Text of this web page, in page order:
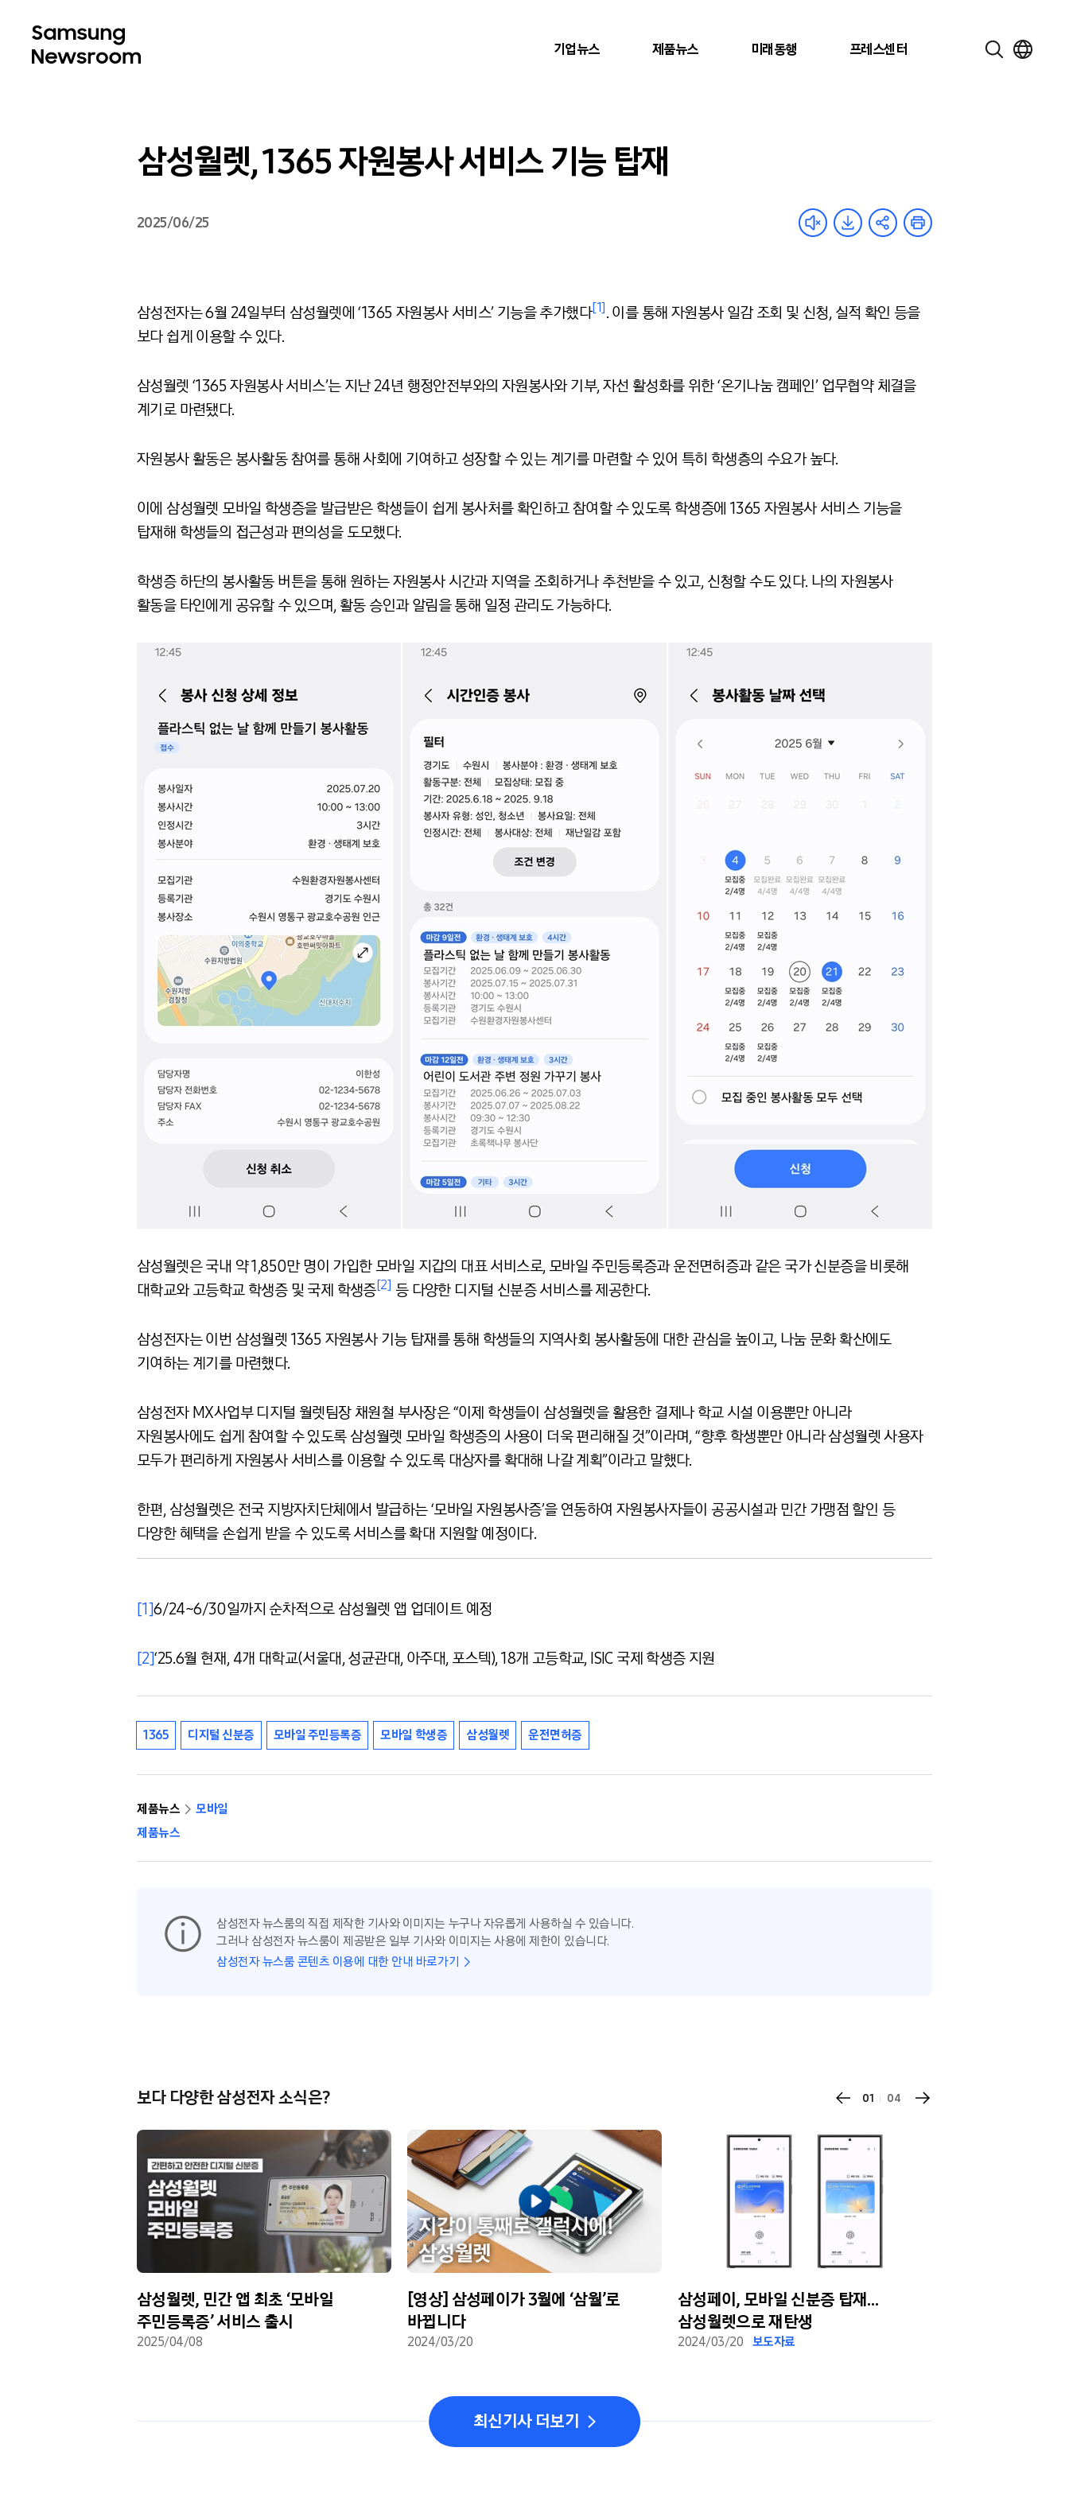
기업뉴스 제품뉴스 미래동행 프레스센터
삼성월렛, 1365 자원봉사 서비스 기능 탑재
2025/06/25
삼성전자는 6월 24일부터 삼성월렛에 ‘1365 자원봉사 서비스’ 기능을 추가했다[1]. 이를 통해 자원봉사 일감 조회 및 신청, 실적 확인 등을
보다 쉽게 이용할 수 있다.
삼성월렛 ‘1365 자원봉사 서비스’는 지난 24년 행정안전부와의 자원봉사와 기부, 자선 활성화를 위한 ‘온기나눔 캠페인’ 업무협약 체결을
계기로 마련됐다.
자원봉사 활동은 봉사활동 참여를 통해 사회에 기여하고 성장할 수 있는 계기를 마련할 수 있어 특히 학생층의 수요가 높다.
이에 삼성월렛 모바일 학생증을 발급받은 학생들이 쉽게 봉사처를 확인하고 참여할 수 있도록 학생증에 1365 자원봉사 서비스 기능을
탑재해 학생들의 접근성과 편의성을 도모했다.
학생증 하단의 봉사활동 버튼을 통해 원하는 자원봉사 시간과 지역을 조회하거나 추천받을 수 있고, 신청할 수도 있다. 나의 자원봉사
활동을 타인에게 공유할 수 있으며, 활동 승인과 알림을 통해 일정 관리도 가능하다.
삼성월렛은 국내 약 1,850만 명이 가입한 모바일 지갑의 대표 서비스로, 모바일 주민등록증과 운전면허증과 같은 국가 신분증을 비롯해
대학교와 고등학교 학생증 및 국제 학생증[2] 등 다양한 디지털 신분증 서비스를 제공한다.
삼성전자는 이번 삼성월렛 1365 자원봉사 기능 탑재를 통해 학생들의 지역사회 봉사활동에 대한 관심을 높이고, 나눔 문화 확산에도
기여하는 계기를 마련했다.
삼성전자 MX사업부 디지털 월렛팀장 채원철 부사장은 “이제 학생들이 삼성월렛을 활용한 결제나 학교 시설 이용뿐만 아니라
자원봉사에도 쉽게 참여할 수 있도록 삼성월렛 모바일 학생증의 사용이 더욱 편리해질 것”이라며, “향후 학생뿐만 아니라 삼성월렛 사용자
모두가 편리하게 자원봉사 서비스를 이용할 수 있도록 대상자를 확대해 나갈 계획”이라고 말했다.
한편, 삼성월렛은 전국 지방자치단체에서 발급하는 ‘모바일 자원봉사증’을 연동하여 자원봉사자들이 공공시설과 민간 가맹점 할인 등
다양한 혜택을 손쉽게 받을 수 있도록 서비스를 확대 지원할 예정이다.
[1]6/24~6/30일까지 순차적으로 삼성월렛 앱 업데이트 예정
[2]‘25.6월 현재, 4개 대학교(서울대, 성균관대, 아주대, 포스텍), 18개 고등학교, ISIC 국제 학생증 지원
1365 디지털 신분증 모바일 주민등록증 모바일 학생증 삼성월렛 운전면허증
제품뉴스
모바일
제품뉴스
삼성전자 뉴스룸의 직접 제작한 기사와 이미지는 누구나 자유롭게 사용하실 수 있습니다.
그러나 삼성전자 뉴스룸이 제공받은 일부 기사와 이미지는 사용에 제한이 있습니다.
삼성전자 뉴스룸 콘텐츠 이용에 대한 안내 바로가기
보다 다양한 삼성전자 소식은?
삼성월렛, 민간 앱 최초 ‘모바일
주민등록증’ 서비스 출시
2025/04/08
[영상] 삼성페이가 3월에 ‘삼월’로
바뀝니다
2024/03/20
삼성페이, 모바일 신분증 탑재…
삼성월렛으로 재탄생
2024/03/20 보도자료
01 04
최신기사 더보기